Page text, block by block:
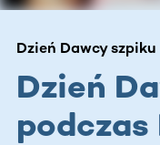
Dzień Dawcy szpiku
Dzień
podczas